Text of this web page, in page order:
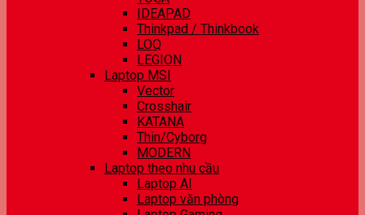
IDEAPAD
Thinkpad / Thinkbook
LOQ
LEGION
Laptop MSI
Vector
Crosshair
KATANA
Thin/Cyborg
MODERN
Laptop theo nhu cầu
Laptop AI
Laptop văn phòng